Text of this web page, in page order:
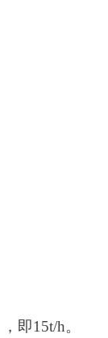
，即15t/h。